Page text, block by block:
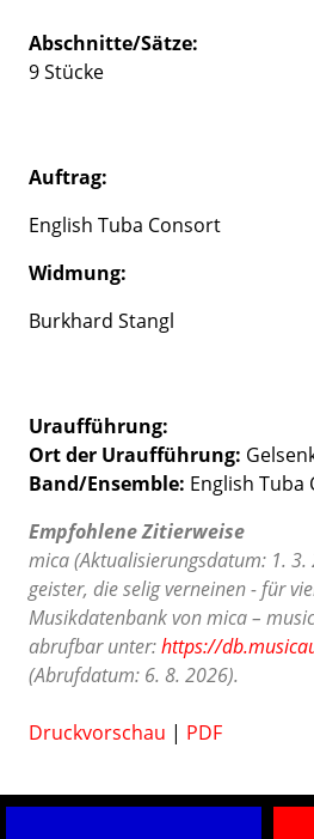
Abschnitte/Sätze:
9 Stücke
Auftrag:
English Tuba Consort
Widmung:
Burkhard Stangl
Uraufführung:
Ort der Uraufführung:
Band/Ensemble: English Tuba
Empfohlene Zitierweise
mica (Aktualisierungsdatum: 1.
geister, die selig verneinen - für
Musikdatenbank von mica –
abrufbar unter:https://
(Abrufdatum: 6. 8. 2026).
Druckvorschau | PDF